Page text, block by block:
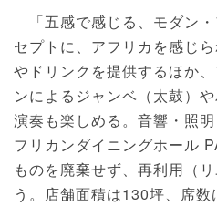
「五感で感じる、モダン
セプトに、アフリカを感じ
やドリンクを提供するほか
ンによるジャンベ（太鼓）
演奏も楽しめる。音響・照
フリカンダイニングホール
ものを廃棄せず、再利用（
う。店舗面積は130坪、席数